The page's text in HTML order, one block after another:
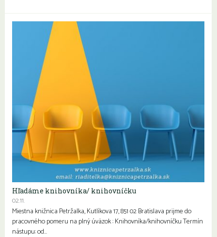
Hľadáme knihovníka/ knihovníčku
02.11.
Miestna knižnica Petržalka, Kutlíkova 17, 851 02 Bratislava prijme do
pracovného pomeru na plný úväzok : Knihovníka/knihovníčku Termín
nástupu: od…